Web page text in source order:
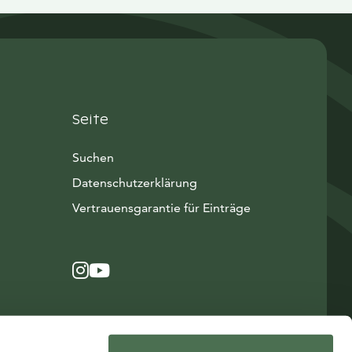
Seite
Suchen
Datenschutzerklärung
Vertrauensgarantie für Einträge
Instagram
Avautuu uuteen ikkunaan
YouTube
Avautuu uuteen ikkunaan